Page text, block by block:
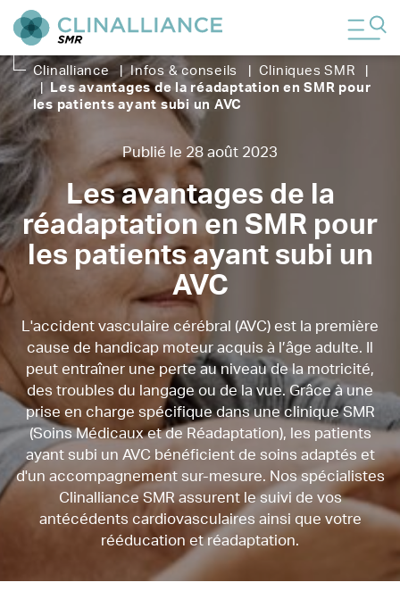
Clinalliance | Infos & conseils Cliniques SMR
Les avantages de la réadaptation en SMR pour
les patients ayant subi un AVC
Publié le 28 août 2023
Les avantages de la
réadaptation en SMR pour
les patients ayant subi un
AVC
L'accident vasculaire cérébral (AVC) est la première
cause de handicap moteur acquis à l’âge adulte. Il
peut entraîner une perte au niveau de la motricité,
des troubles du langage ou de la vue. Grâce à une
prise en charge spécifique dans une clinique SMR
(Soins Médicaux et de Réadaptation), les patients
ayant subi un AVC bénéficient de soins adaptés et
d'un accompagnement sur-mesure. Nos spécialistes
Clinalliance SMR assurent le suivi de vos
antécédents cardiovasculaires ainsi que votre
rééducation et réadaptation.